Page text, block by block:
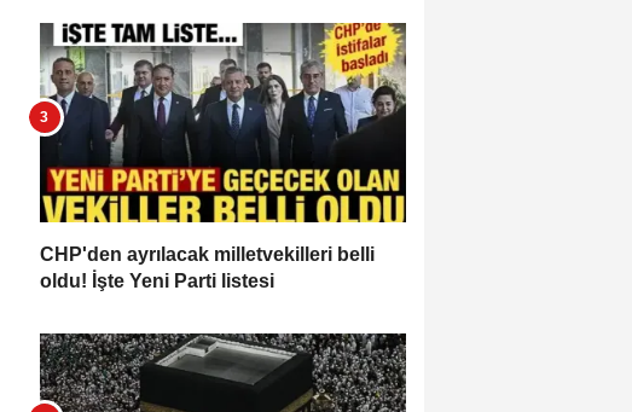
CHP'den ayrılacak milletvekilleri belli
oldu! İşte Yeni Parti listesi